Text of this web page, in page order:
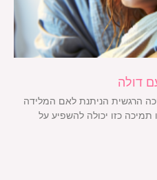
דולה
הרגשית הניתנת לאם המלידה
כזו יכולה להשפיע על